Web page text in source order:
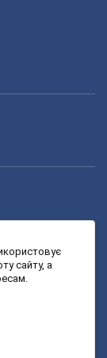
сайту, а